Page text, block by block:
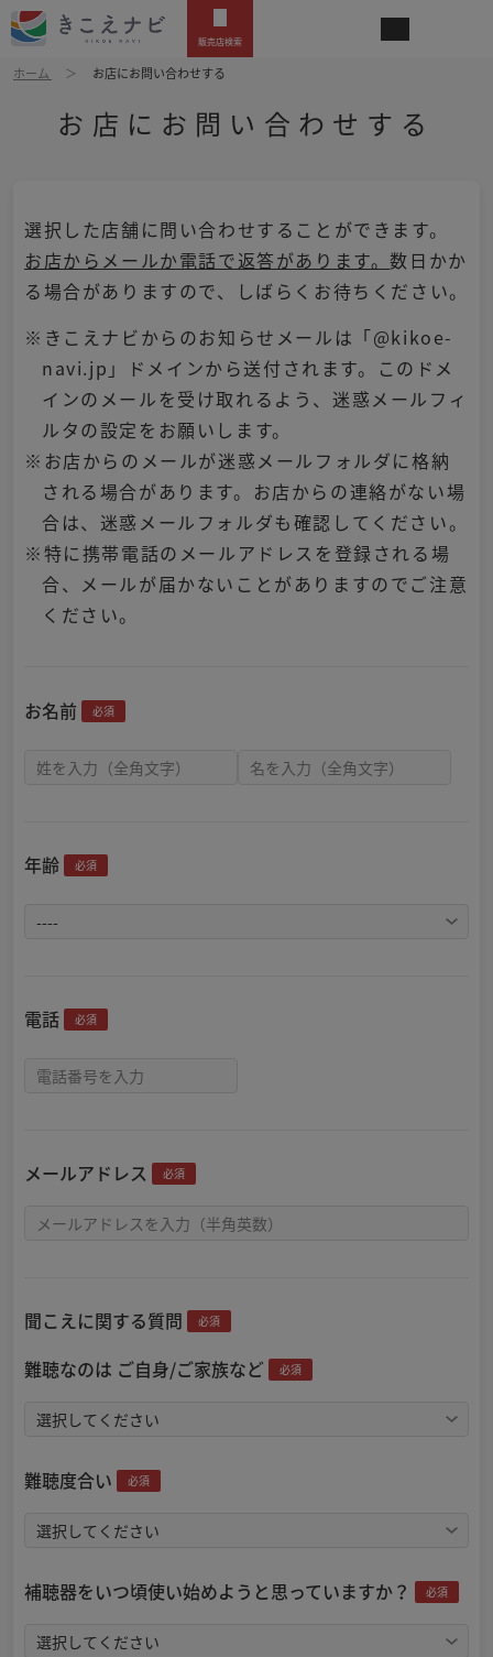
販売店検索
ホーム お店にお問い合わせする
お店にお問い合わせする
選択した店舗に問い合わせすることができます。
お店からメールか電話で返答があります。数日かか
る場合がありますので、しばらくお待ちください。
※きこえナビからのお知らせメールは「@kikoe-
navi.jp」ドメインから送付されます。このドメ
インのメールを受け取れるよう、迷惑メールフィ
ルタの設定をお願いします。
※お店からのメールが迷惑メールフォルダに格納
される場合があります。お店からの連絡がない場
合は、迷惑メールフォルダも確認してください。
※特に携帯電話のメールアドレスを登録される場
合、メールが届かないことがありますのでご注意
ください。
お名前 必須
年齢 必須
電話 必須
メールアドレス 必須
聞こえに関する質問 必須
難聴なのは ご自身/ご家族など 必須
難聴度合い 必須
補聴器をいつ頃使い始めようと思っていますか？ 必須